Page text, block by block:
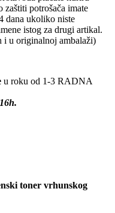
potrošača imate
dana ukoliko niste
istog za drugi artikal.
i u originalnoj ambalaži)
u roku od 1-3 RADNA
toner vrhunskog